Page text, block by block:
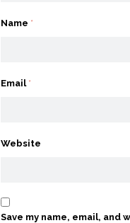
Name *
Email *
Website
Save my name, email,